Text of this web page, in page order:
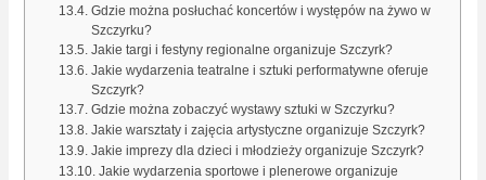
Gdzie można posłuchać koncertów i występów na żywo w
Szczyrku?
Jakie targi i festyny regionalne organizuje Szczyrk?
Jakie wydarzenia teatralne i sztuki performatywne oferuje
Szczyrk?
Gdzie można zobaczyć wystawy sztuki w Szczyrku?
Jakie warsztaty i zajęcia artystyczne organizuje Szczyrk?
Jakie imprezy dla dzieci i młodzieży organizuje Szczyrk?
Jakie wydarzenia sportowe i plenerowe organizuje